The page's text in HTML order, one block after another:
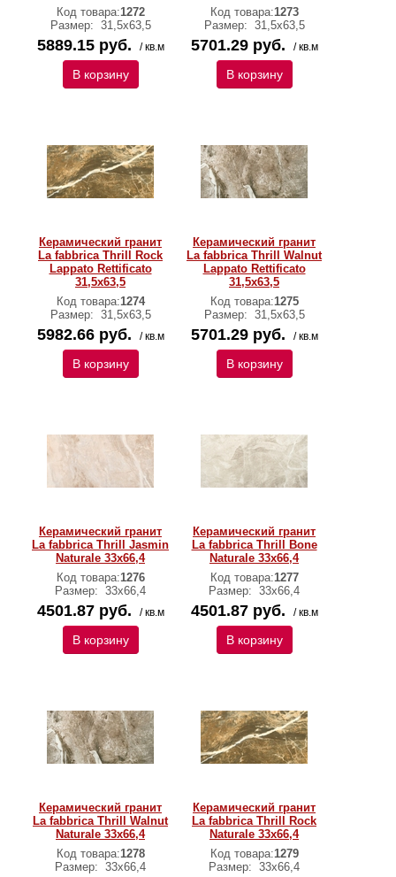
Код товара:1272
Размер: 31,5х63,5
5889.15 руб. / кв.м
В корзину
Код товара:1273
Размер: 31,5х63,5
5701.29 руб. / кв.м
В корзину
Керамический гранит
La fabbrica Thrill Rock
Lappato Rettificato
31,5х63,5
Код товара:1274
Размер: 31,5х63,5
5982.66 руб. / кв.м
В корзину
Керамический гранит
La fabbrica Thrill Walnut
Lappato Rettificato
31,5х63,5
Код товара:1275
Размер: 31,5х63,5
5701.29 руб. / кв.м
В корзину
Керамический гранит
La fabbrica Thrill Jasmin
Naturale 33х66,4
Код товара:1276
Размер: 33х66,4
4501.87 руб. / кв.м
В корзину
Керамический гранит
La fabbrica Thrill Bone
Naturale 33х66,4
Код товара:1277
Размер: 33х66,4
4501.87 руб. / кв.м
В корзину
Керамический гранит
La fabbrica Thrill Walnut
Naturale 33х66,4
Код товара:1278
Размер: 33х66,4
Керамический гранит
La fabbrica Thrill Rock
Naturale 33х66,4
Код товара:1279
Размер: 33х66,4